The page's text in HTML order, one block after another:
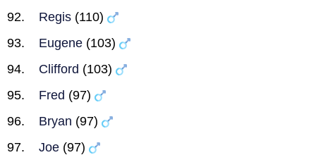
Regis (110)
Eugene (103)
Clifford (103)
Fred (97)
Bryan (97)
Joe (97)